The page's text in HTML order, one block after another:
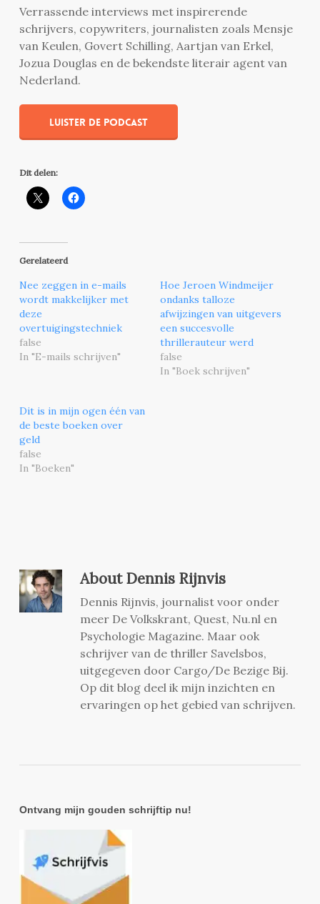
Verrassende interviews met inspirerende
schrijvers, copywriters, journalisten zoals Mensje
van Keulen, Govert Schilling, Aartjan van Erkel,
Jozua Douglas en de bekendste literair agent van
Nederland.
Luister de podcast
Dit delen:
Gerelateerd
Nee zeggen in e-mails
wordt makkelijker met
deze
overtuigingstechniek
false
In "E-mails schrijven"
Hoe Jeroen Windmeijer
ondanks talloze
afwijzingen van uitgevers
een succesvolle
thrillerauteur werd
false
In "Boek schrijven"
Dit is in mijn ogen één van
de beste boeken over
geld
false
In "Boeken"
AboutDennis Rijnvis
Dennis Rijnvis, journalist voor onder
meer De Volkskrant, Quest, Nu.nl en
Psychologie Magazine. Maar ook
schrijver van de thriller Savelsbos,
uitgegeven door Cargo/De Bezige Bij.
Op dit blog deel ik mijn inzichten en
ervaringen op het gebied van schrijven.
Ontvang mijn gouden schrijftip nu!